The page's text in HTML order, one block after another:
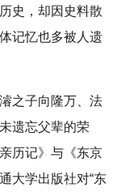
史，却因史料散
记忆也多被人遗
之子向隆万、法
遗忘父辈的荣
历记》与《东京
大学出版社对“东